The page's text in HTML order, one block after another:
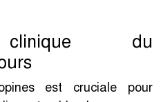
clinique du
est cruciale pour